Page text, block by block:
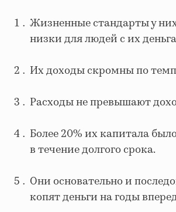
Жизненные стандарты у
низки для людей с их
Их доходы скромны по
Расходы не превышают
Более 20% их капитала
в течение долгого срока.
Они основательно и
копят деньги на годы